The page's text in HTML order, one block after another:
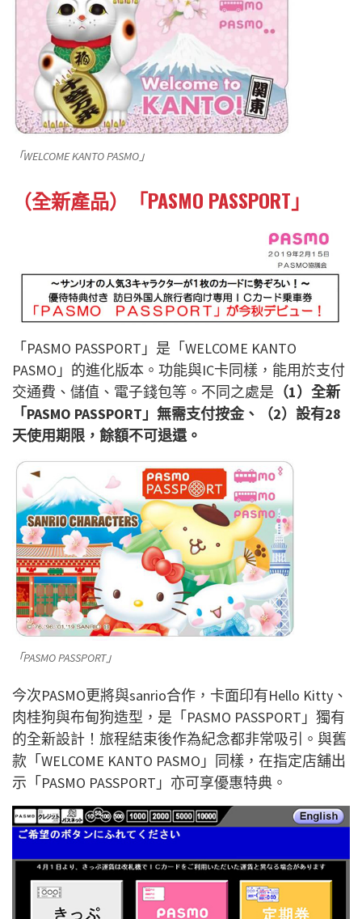
「WELCOME KANTO PASMO」
（全新產品）「PASMO PASSPORT」
「PASMO PASSPORT」是「WELCOME KANTO
PASMO」的進化版本。功能與IC卡同樣，能用於支付
交通費、儲值、電子錢包等。不同之處是 （1）全新
「PASMO PASSPORT」無需支付按金、（2）設有28
天使用期限，餘額不可退還。
「PASMO PASSPORT」
今次PASMO更將與sanrio合作，卡面印有Hello Kitty、
肉桂狗與布甸狗造型，是「PASMO PASSPORT」獨有
的全新設計！旅程結束後作為紀念都非常吸引。與舊
款「WELCOME KANTO PASMO」同樣，在指定店舖出
示「PASMO PASSPORT」亦可享優惠特典。